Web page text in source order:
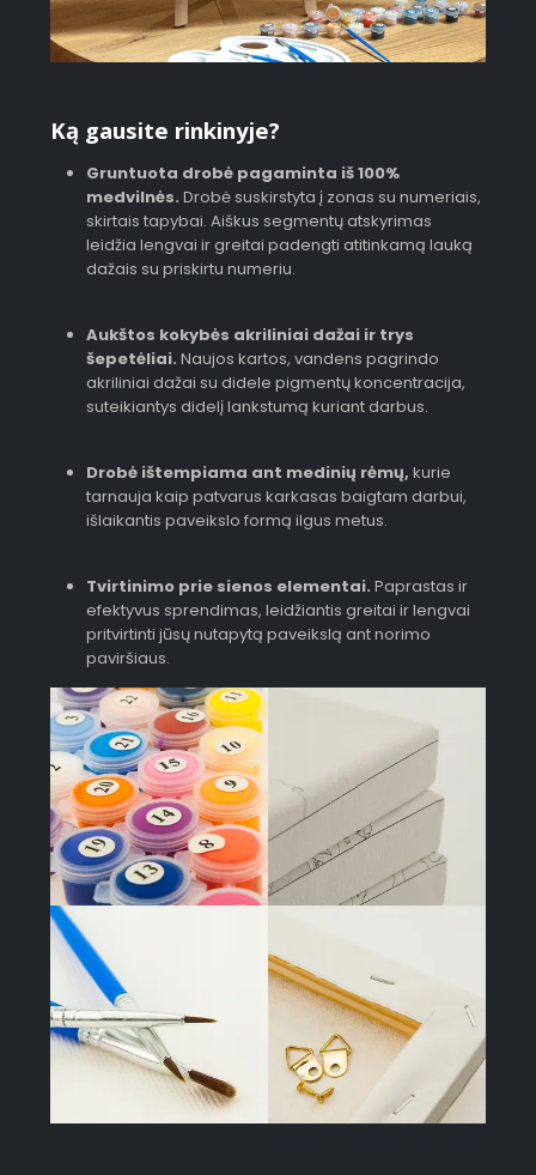
Ką gausite rinkinyje?
Gruntuota drobė pagaminta iš 100%
medvilnės. Drobė suskirstyta į zonas su numeriais,
skirtais tapybai. Aiškus segmentų atskyrimas
leidžia lengvai ir greitai padengti atitinkamą lauką
dažais su priskirtu numeriu.
Aukštos kokybės akriliniai dažai ir trys
šepetėliai. Naujos kartos, vandens pagrindo
akriliniai dažai su didele pigmentų koncentracija,
suteikiantys didelį lankstumą kuriant darbus.
Drobė ištempiama ant medinių rėmų, kurie
tarnauja kaip patvarus karkasas baigtam darbui,
išlaikantis paveikslo formą ilgus metus.
Tvirtinimo prie sienos elementai. Paprastas ir
efektyvus sprendimas, leidžiantis greitai ir lengvai
pritvirtinti jūsų nutapytą paveikslą ant norimo
paviršiaus.